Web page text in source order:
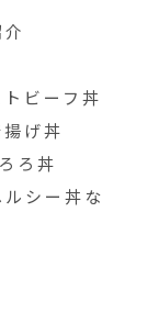
ビーフ丼
げ丼
ろ丼
シー丼な